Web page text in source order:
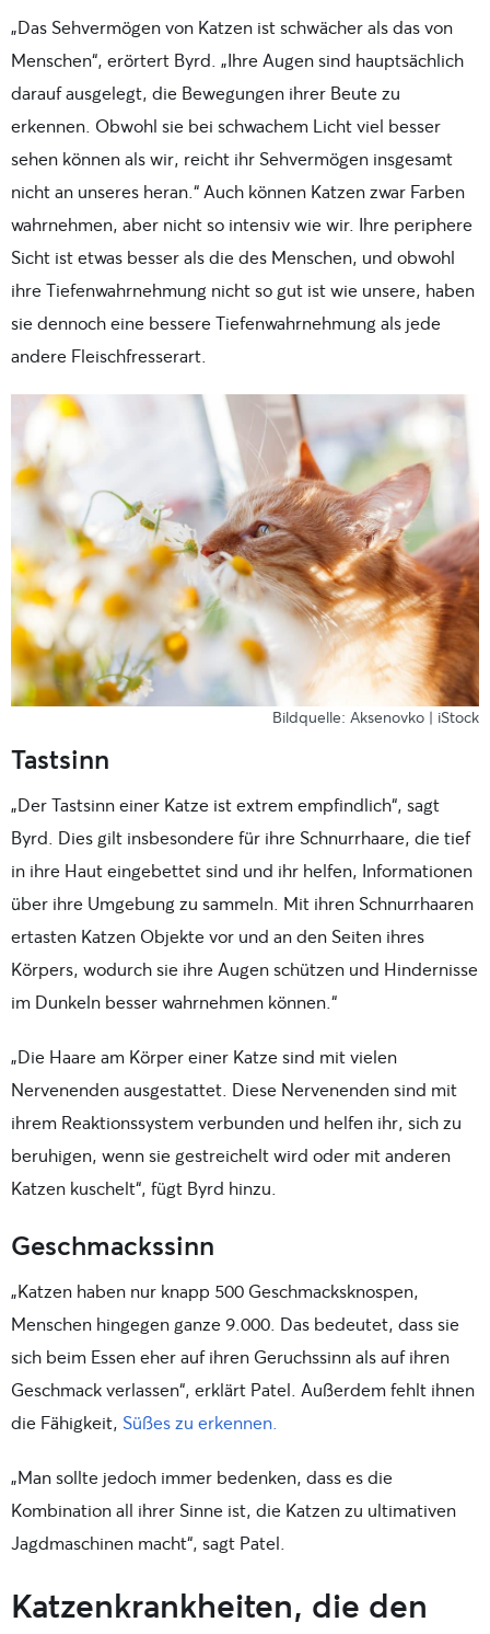
„Das Sehvermögen von Katzen ist schwächer als das von
Menschen“, erörtert Byrd. „Ihre Augen sind hauptsächlich
darauf ausgelegt, die Bewegungen ihrer Beute zu
erkennen. Obwohl sie bei schwachem Licht viel besser
sehen können als wir, reicht ihr Sehvermögen insgesamt
nicht an unseres heran.“ Auch können Katzen zwar Farben
wahrnehmen, aber nicht so intensiv wie wir. Ihre periphere
Sicht ist etwas besser als die des Menschen, und obwohl
ihre Tiefenwahrnehmung nicht so gut ist wie unsere, haben
sie dennoch eine bessere Tiefenwahrnehmung als jede
andere Fleischfresserart.
Bildquelle: Aksenovko | iStock
Tastsinn
„Der Tastsinn einer Katze ist extrem empfindlich“, sagt
Byrd. Dies gilt insbesondere für ihre Schnurrhaare, die tief
in ihre Haut eingebettet sind und ihr helfen, Informationen
über ihre Umgebung zu sammeln. Mit ihren Schnurrhaaren
ertasten Katzen Objekte vor und an den Seiten ihres
Körpers, wodurch sie ihre Augen schützen und Hindernisse
im Dunkeln besser wahrnehmen können.“
„Die Haare am Körper einer Katze sind mit vielen
Nervenenden ausgestattet. Diese Nervenenden sind mit
ihrem Reaktionssystem verbunden und helfen ihr, sich zu
beruhigen, wenn sie gestreichelt wird oder mit anderen
Katzen kuschelt“, fügt Byrd hinzu.
Geschmackssinn
„Katzen haben nur knapp 500 Geschmacksknospen,
Menschen hingegen ganze 9.000. Das bedeutet, dass sie
sich beim Essen eher auf ihren Geruchssinn als auf ihren
Geschmack verlassen“, erklärt Patel. Außerdem fehlt ihnen
die Fähigkeit, Süßes zu erkennen.
„Man sollte jedoch immer bedenken, dass es die
Kombination all ihrer Sinne ist, die Katzen zu ultimativen
Jagdmaschinen macht“, sagt Patel.
Katzenkrankheiten, die den